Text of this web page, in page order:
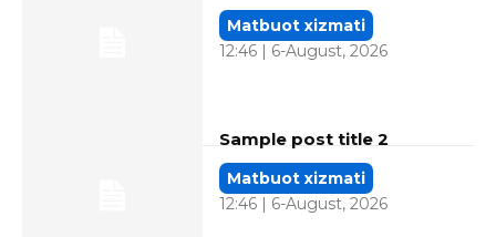
Matbuot xizmati
12:46 | 6-August, 2026
Sample post title 2
Matbuot xizmati
12:46 | 6-August, 2026